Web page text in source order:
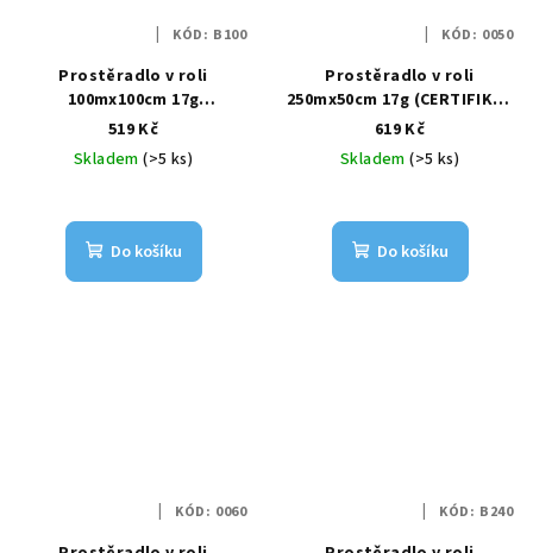
Prostěradlo v roli
100mx100cm 17g
(CERTIFIKÁT SZÚ)
519 Kč
Skladem(>5 ks)
Do košíku
KÓD: B100
Prostěradlo v roli
250mx50cm 17g (CERTIFIKÁT
SZÚ)
619 Kč
Skladem(>5 ks)
Do košíku
KÓD: 0050
KÓD: 0060 KÓD: B240